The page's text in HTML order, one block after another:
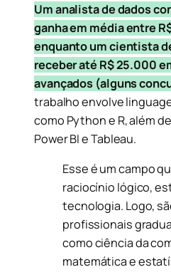
Um analista de dados
ganha em média entre
enquanto um cientista
receber até R$ 25.000
avançados (alguns
trabalho envolve
como Python e R, além
Power BI e Tableau.
Esse é um campo
raciocínio lógico,
tecnologia. Logo,
profissionais
como ciência da
matemática e